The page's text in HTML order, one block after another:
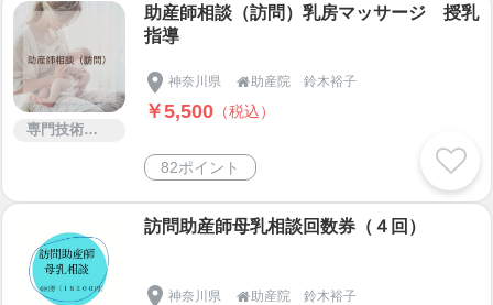
専門技術サービス
助産師相談（訪問）乳房マッサージ 授乳
指導
神奈川県 助産院 鈴木裕子
￥5,500 （税込）
82ポイント
訪問助産師母乳相談回数券（４回）
神奈川県 助産院 鈴木裕子